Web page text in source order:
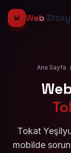
Web
Ana Sayfa /
Tokat
mobilde